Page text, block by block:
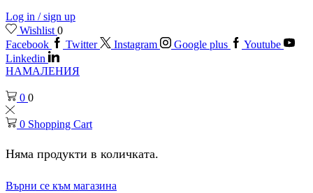
Log in / sign up
Wishlist 0
Facebook
Twitter Instagram Google plus
Youtube
Linkedin
НАМАЛЕНИЯ
0 0
0 Shopping Cart
Няма продукти в количката.
Върни се към магазина